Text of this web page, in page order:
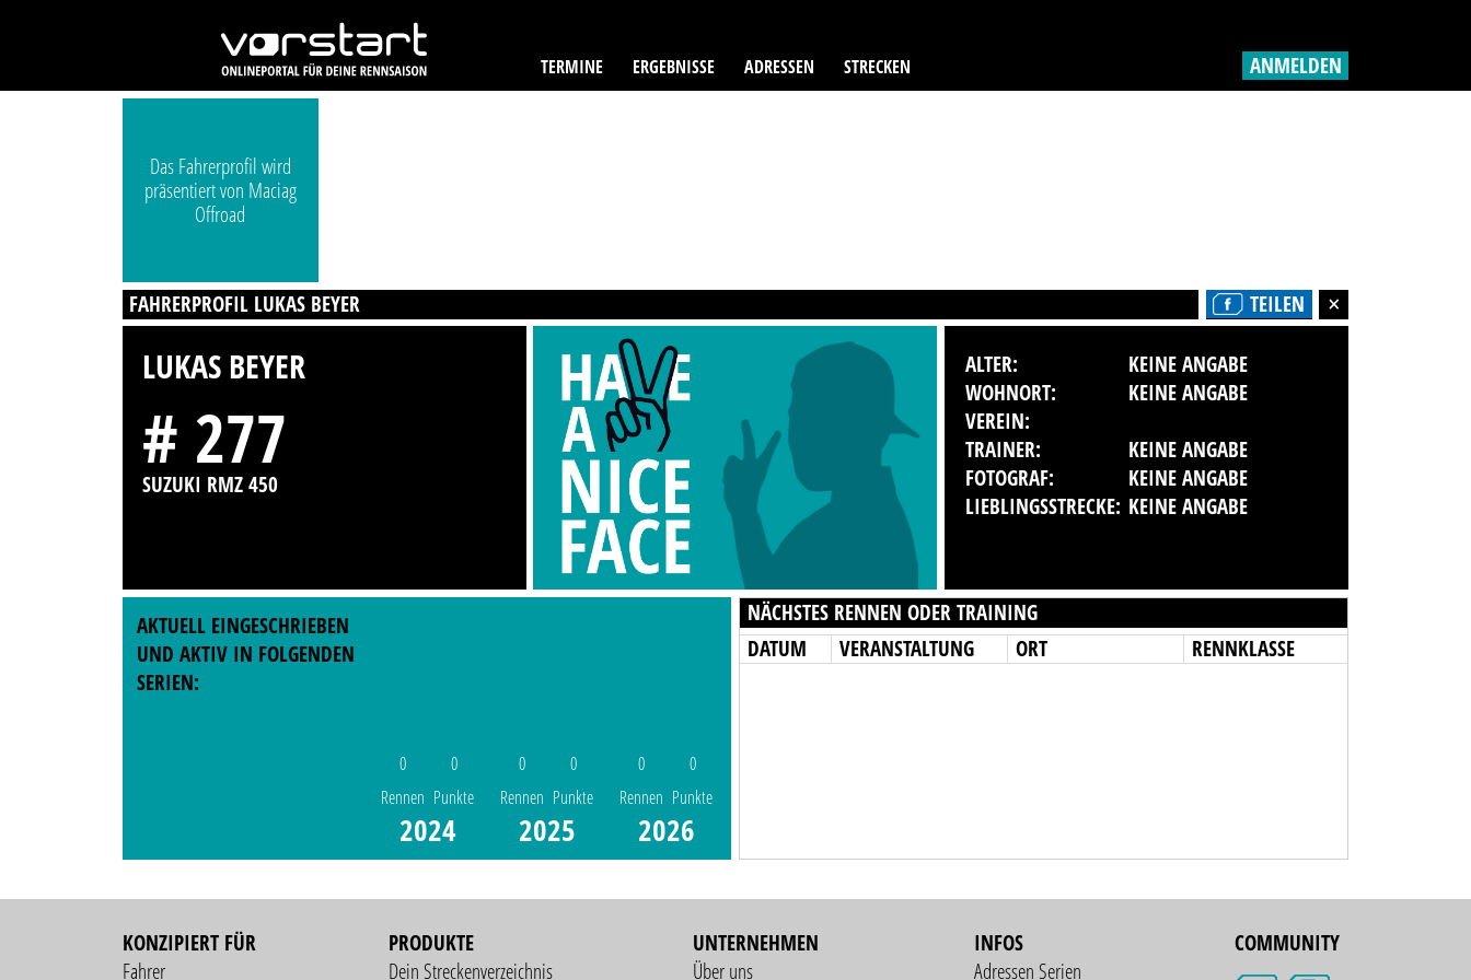
TERMINE ERGEBNISSE ADRESSEN STRECKEN ANMELDEN
Das Fahrerprofil wird
präsentiert von Maciag
Offroad
FAHRERPROFIL LUKAS BEYER TEILEN
LUKAS BEYER
# 277
SUZUKI RMZ 450
ALTER:
KEINE ANGABE
WOHNORT:
KEINE ANGABE
VEREIN:
TRAINER:
KEINE ANGABE
FOTOGRAF:
KEINE ANGABE
LIEBLINGSSTRECKE: KEINE ANGABE
AKTUELL EINGESCHRIEBEN
UND AKTIV IN FOLGENDEN
SERIEN:
0
Rennen
0
Punkte
2024
0
Rennen
0
Punkte
2025
0
Rennen
0
Punkte
2026
NÄCHSTES RENNEN ODER TRAINING
DATUM
VERANSTALTUNG ORT RENNKLASSE
KONZIPIERT FÜR
Fahrer
PRODUKTE
Dein Streckenverzeichnis
UNTERNEHMEN
Über uns
INFOS
Adressen Serien
COMMUNITY